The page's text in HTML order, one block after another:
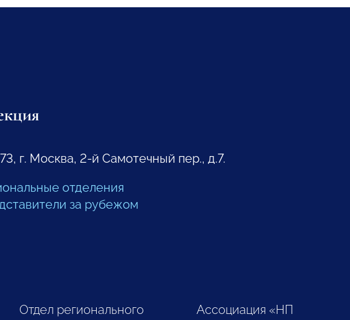
г. Москва, 2-й Самотечный пер., д.7.
отделения
за рубежом
Отдел регионального
Ассоциация «НП